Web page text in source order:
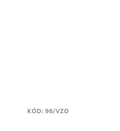
KÓD:96/VZO